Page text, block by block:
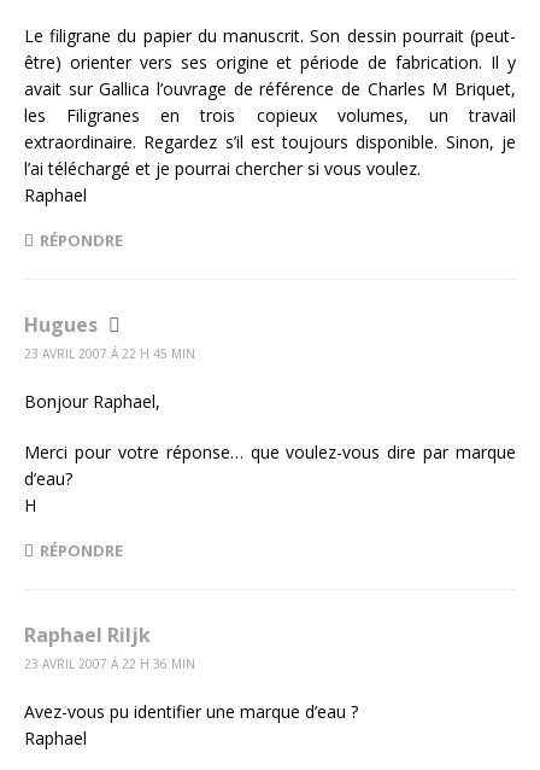
Le filigrane du papier du manuscrit. Son dessin pourrait (peut-
être) orienter vers ses origine et période de fabrication. Il y
avait sur Gallica l’ouvrage de référence de Charles M Briquet,
les Filigranes en trois copieux volumes, un travail
extraordinaire. Regardez s’il est toujours disponible. Sinon, je
l’ai téléchargé et je pourrai chercher si vous voulez.
Raphael
RÉPONDRE
Hugues
23 AVRIL 2007 Á 22 H 45 MIN
Bonjour Raphael,
Merci pour votre réponse… que voulez-vous dire par marque
d’eau?
H
RÉPONDRE
Raphael Riljk
23 AVRIL 2007 Á 22 H 36 MIN
Avez-vous pu identifier une marque d’eau ?
Raphael